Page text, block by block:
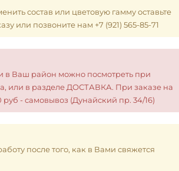
состав или цветовую гамму оставьте
или позвоните нам +7 (921) 565-85-71
в Ваш район можно посмотреть при
или в разделе ДОСТАВКА. При заказе на
- самовывоз (Дунайский пр. 34/16)
после того, как в Вами свяжется